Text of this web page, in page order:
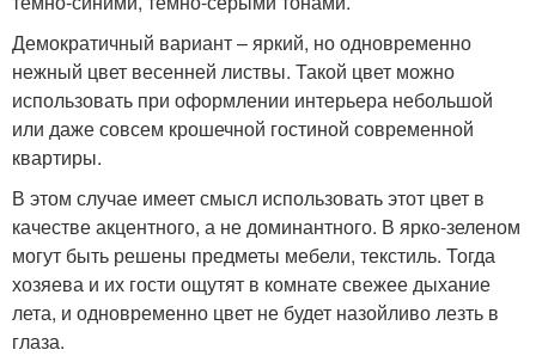
Демократичный вариант – яркий, но одновременно
нежный цвет весенней листвы. Такой цвет можно
использовать при оформлении интерьера небольшой
или даже совсем крошечной гостиной современной
квартиры.
В этом случае имеет смысл использовать этот цвет в
качестве акцентного, а не доминантного. В ярко-зеленом
могут быть решены предметы мебели, текстиль. Тогда
хозяева и их гости ощутят в комнате свежее дыхание
лета, и одновременно цвет не будет назойливо лезть в
глаза.